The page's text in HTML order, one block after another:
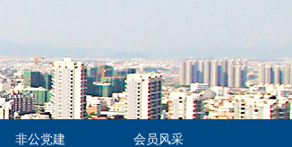
非公党建 会员风采